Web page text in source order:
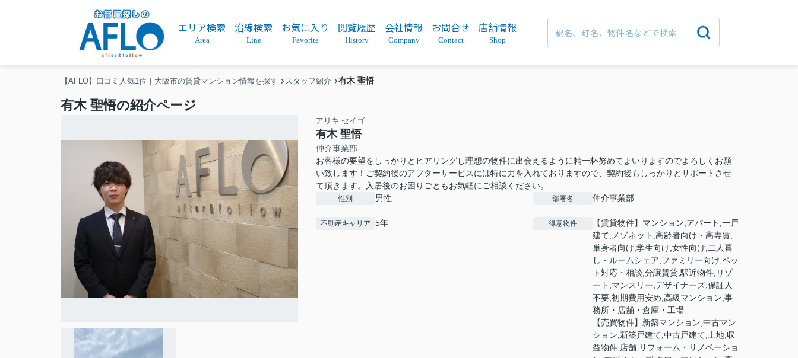
エリア検索
Area
沿線検索
Line
お気に入り
Favorite
閲覧履歴
History
会社情報
Company
お問合せ
Contact
店舗情報
Shop
【AFLO】口コミ人気1位｜大阪市の賃貸マンション情報を探す スタッフ紹介 有木 聖悟
有木 聖悟の紹介ページ
アリキ セイゴ
有木 聖悟
仲介事業部
お客様の要望をしっかりとヒアリングし理想の物件に出会えるように精一杯努めてまいりますのでよろしくお願
い致します！ご契約後のアフターサービスには特に力を入れておりますので、契約後もしっかりとサポートさせ
て頂きます。入居後のお困りごともお気軽にご相談ください。
性別 男性 部署名 仲介事業部
不動産キャリア 5年 得意物件
【賃貸物件】マンション,アパート,一戸
建て,メゾネット,高齢者向け・高専賃,
単身者向け,学生向け,女性向け,二人暮
し・ルームシェア,ファミリー向け,ペッ
ト対応・相談,分譲賃貸,駅近物件,リゾ
ート,マンスリー,デザイナーズ,保証人
不要,初期費用安め,高級マンション,事
務所・店舗・倉庫・工場
【売買物件】新築マンション,中古マン
ション,新築戸建て,中古戸建て,土地,収
益物件,店舗,リフォーム・リノベーショ